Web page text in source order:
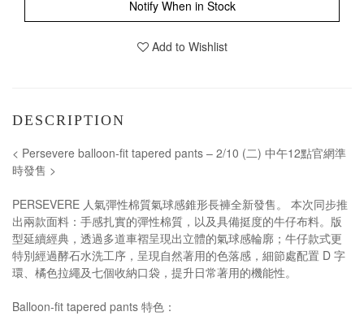
Notify When in Stock
Add to Wishlist
DESCRIPTION
< Persevere balloon-fit tapered pants – 2/10 (二) 中午12點官網準
時發售 >
PERSEVERE 人氣彈性棉質氣球感錐形長褲全新發售。 本次同步推
出兩款面料：手感扎實的彈性棉質，以及具備挺度的牛仔布料。版
型延續經典，透過多道車褶呈現出立體的氣球感輪廓；牛仔款式更
特別經過酵石水洗工序，呈現自然著用的色落感，細節處配置 D 字
環、橘色拉繩及七個收納口袋，提升日常著用的機能性。
Balloon-fit tapered pants 特色：